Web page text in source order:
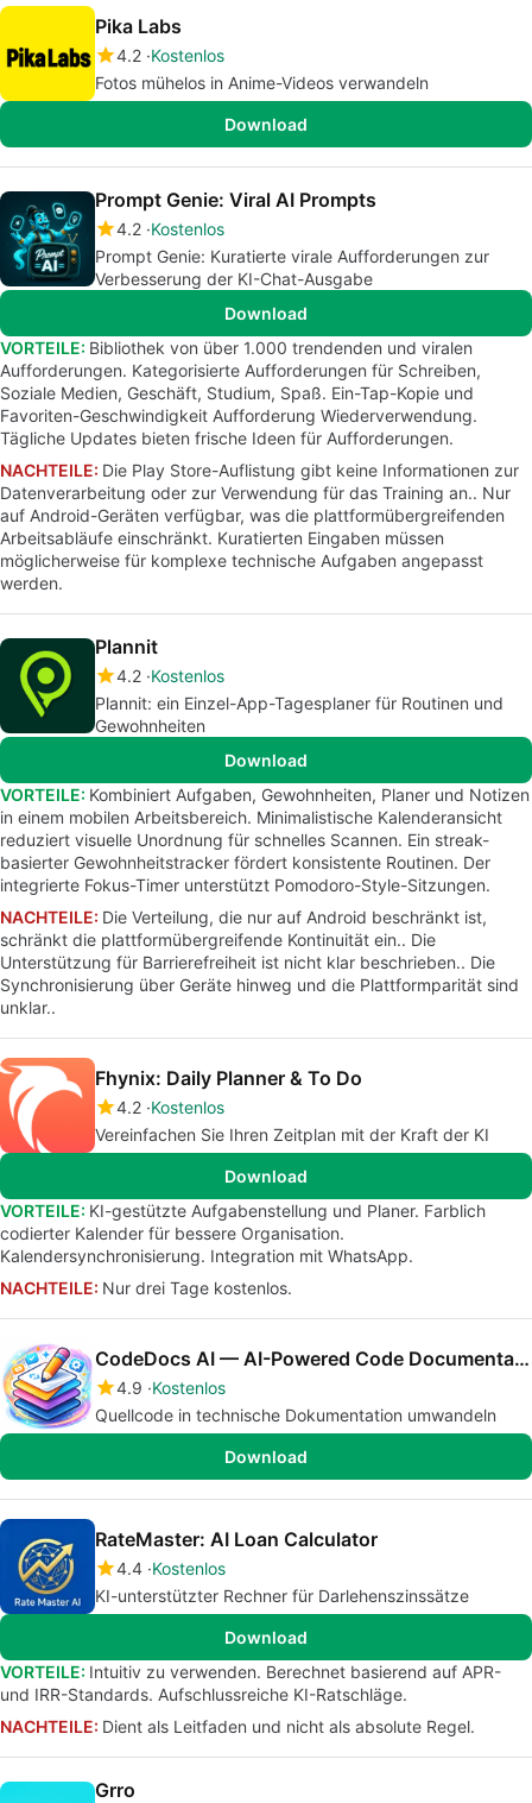
Pika Labs
4.2 Kostenlos
Fotos mühelos in Anime-Videos verwandeln
Download
Prompt Genie: Viral AI Prompts
4.2 Kostenlos
Prompt Genie: Kuratierte virale Aufforderungen zur
Verbesserung der KI-Chat-Ausgabe
Download
VORTEILE: Bibliothek von über 1.000 trendenden und viralen
Aufforderungen. Kategorisierte Aufforderungen für Schreiben,
Soziale Medien, Geschäft, Studium, Spaß. Ein-Tap-Kopie und
Favoriten-Geschwindigkeit Aufforderung Wiederverwendung.
Tägliche Updates bieten frische Ideen für Aufforderungen.
NACHTEILE: Die Play Store-Auflistung gibt keine Informationen zur
Datenverarbeitung oder zur Verwendung für das Training an.. Nur
auf Android-Geräten verfügbar, was die plattformübergreifenden
Arbeitsabläufe einschränkt. Kuratierten Eingaben müssen
möglicherweise für komplexe technische Aufgaben angepasst
werden.
Plannit
4.2 Kostenlos
Plannit: ein Einzel-App-Tagesplaner für Routinen und
Gewohnheiten
Download
VORTEILE: Kombiniert Aufgaben, Gewohnheiten, Planer und Notizen
in einem mobilen Arbeitsbereich. Minimalistische Kalenderansicht
reduziert visuelle Unordnung für schnelles Scannen. Ein streak-
basierter Gewohnheitstracker fördert konsistente Routinen. Der
integrierte Fokus-Timer unterstützt Pomodoro-Style-Sitzungen.
NACHTEILE: Die Verteilung, die nur auf Android beschränkt ist,
schränkt die plattformübergreifende Kontinuität ein.. Die
Unterstützung für Barrierefreiheit ist nicht klar beschrieben.. Die
Synchronisierung über Geräte hinweg und die Plattformparität sind
unklar..
Fhynix: Daily Planner & To Do
4.2 Kostenlos
Vereinfachen Sie Ihren Zeitplan mit der Kraft der KI
Download
VORTEILE: KI-gestützte Aufgabenstellung und Planer. Farblich
codierter Kalender für bessere Organisation.
Kalendersynchronisierung. Integration mit WhatsApp.
NACHTEILE: Nur drei Tage kostenlos.
CodeDocs AI — AI-Powered Code Documentation(Beta)
4.9 Kostenlos
Quellcode in technische Dokumentation umwandeln
Download
RateMaster: AI Loan Calculator
4.4 Kostenlos
KI-unterstützter Rechner für Darlehenszinssätze
Download
VORTEILE: Intuitiv zu verwenden. Berechnet basierend auf APR-
und IRR-Standards. Aufschlussreiche KI-Ratschläge.
NACHTEILE: Dient als Leitfaden und nicht als absolute Regel.
Grro